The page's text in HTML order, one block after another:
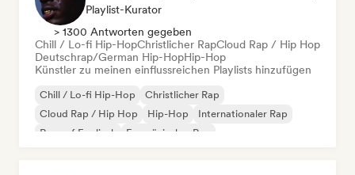
Playlist-Kurator
> 1300 Antworten gegeben
Chill / Lo-fi Hip-HopChristlicher RapCloud Rap / Hip Hop
Deutschrap/German Hip-HopHip-Hop
Künstler zu meinen einflussreichen Playlists hinzufügen
Chill / Lo-fi Hip-Hop
Christlicher Rap
Cloud Rap / Hip Hop
Hip-Hop
Internationaler Rap
Rap auf Englisch
Französischer Rap